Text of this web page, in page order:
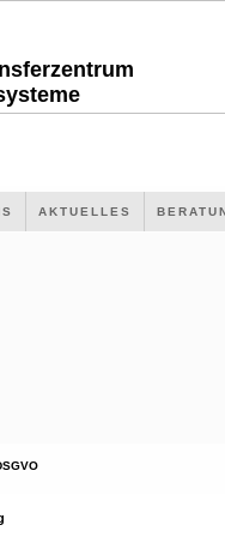
AKTUELLES